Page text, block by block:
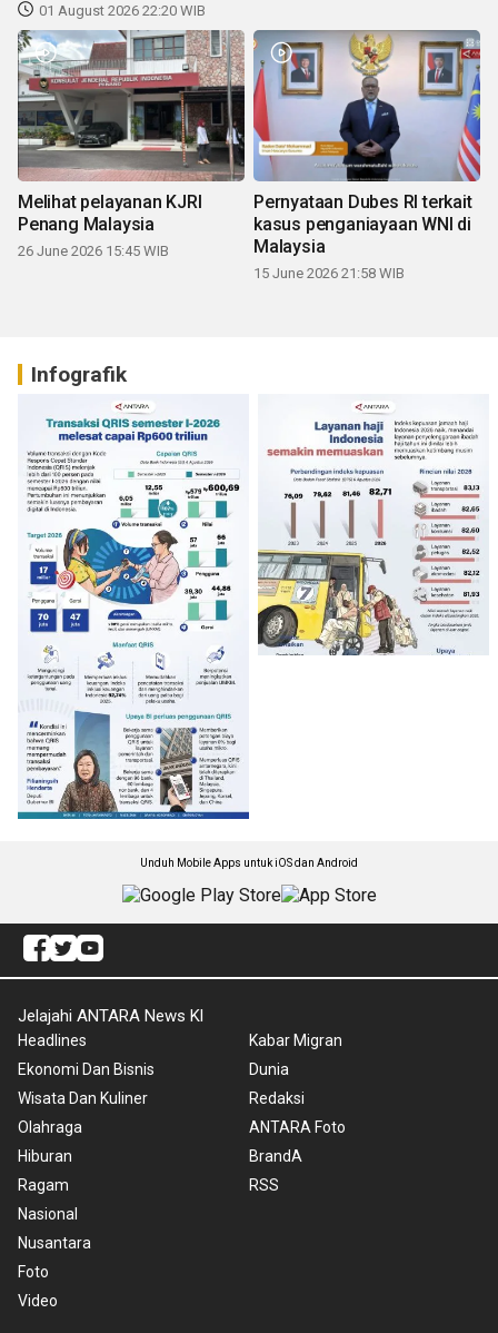
01 August 2026 22:20 WIB
Melihat pelayanan KJRI
Penang Malaysia
26 June 2026 15:45 WIB
Pernyataan Dubes RI terkait
kasus penganiayaan WNI di
Malaysia
15 June 2026 21:58 WIB
Infografik
Unduh Mobile Apps untuk iOS dan Android
Jelajahi ANTARA News Kl
Headlines
Ekonomi Dan Bisnis
Wisata Dan Kuliner
Olahraga
Hiburan
Ragam
Nasional
Nusantara
Foto
Video
Kabar Migran
Dunia
Redaksi
ANTARA Foto
BrandA
RSS